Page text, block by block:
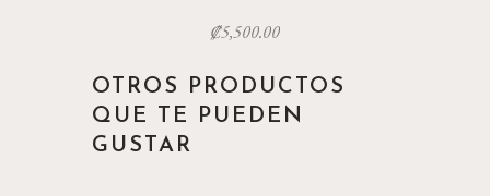
₡5,500.00
OTROS PRODUCTOS
QUE TE PUEDEN
GUSTAR